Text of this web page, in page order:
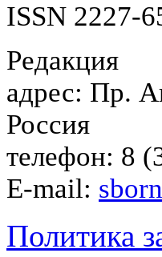
ISSN 2227-
Редакция
адрес: Пр.
Россия
телефон: 8
E-mail:
Политика